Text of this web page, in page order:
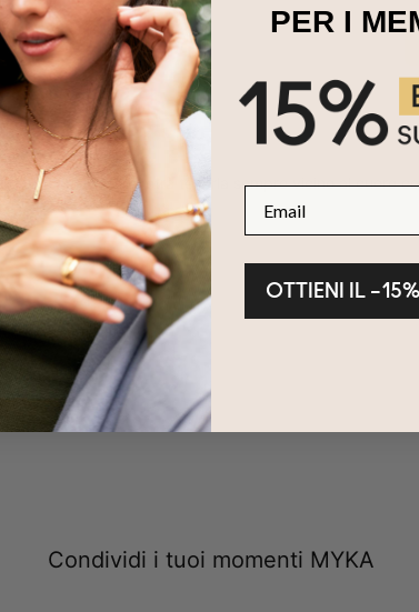
è tutto, e adesso potrà tenerla sempre vicino al cuore
Condividi i tuoi momenti MYKA
PER I
OTTIENI IL